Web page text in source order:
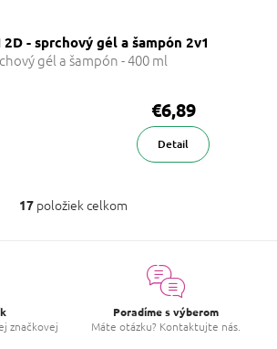
2D - sprchový gél a šampón 2v1
gél a šampón - 400 ml
€6,89
Detail
O
17položiek celkom
značkovej
Poradíme s výberom
Máte otázku? Kontaktujte nás.